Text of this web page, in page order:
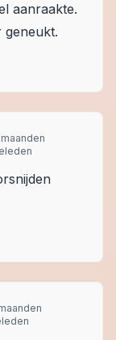
aanraakte.
geneukt.